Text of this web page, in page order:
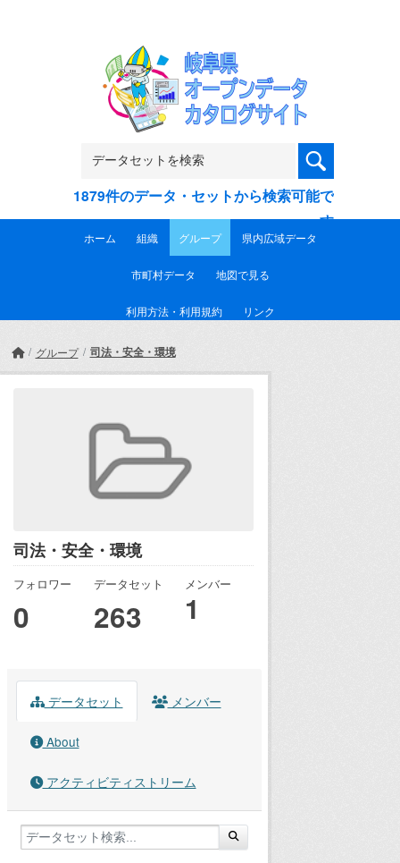
1879件のデータ・セットから検索可能で
す
ホーム 組織 グループ 県内広域データ
市町村データ 地図で見る
利用方法・利用規約 リンク
グループ 司法・安全・環境
司法・安全・環境
フォロワー
0
データセット
263
メンバー
1
データセット メンバー
About
アクティビティストリーム